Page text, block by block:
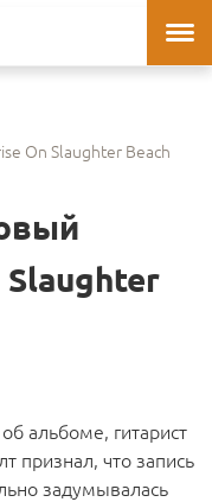
On Slaughter Beach
альбоме, гитарист
признал, что запись
задумывалась